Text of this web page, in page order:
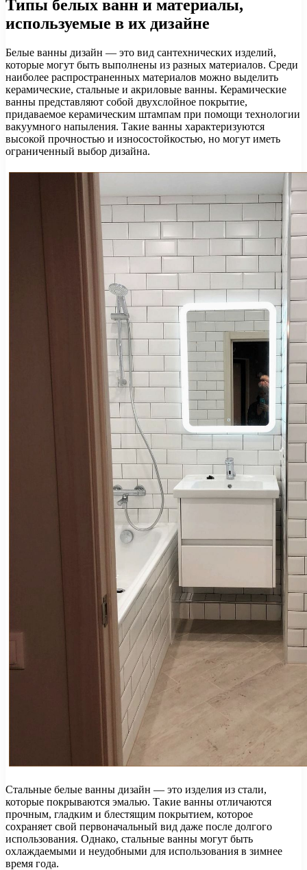
Типы белых ванн и материалы,
используемые в их дизайне
Белые ванны дизайн — это вид сантехнических изделий,
которые могут быть выполнены из разных материалов. Среди
наиболее распространенных материалов можно выделить
керамические, стальные и акриловые ванны. Керамические
ванны представляют собой двухслойное покрытие,
придаваемое керамическим штампам при помощи технологии
вакуумного напыления. Такие ванны характеризуются
высокой прочностью и износостойкостью, но могут иметь
ограниченный выбор дизайна.
Стальные белые ванны дизайн — это изделия из стали,
которые покрываются эмалью. Такие ванны отличаются
прочным, гладким и блестящим покрытием, которое
сохраняет свой первоначальный вид даже после долгого
использования. Однако, стальные ванны могут быть
охлаждаемыми и неудобными для использования в зимнее
время года.